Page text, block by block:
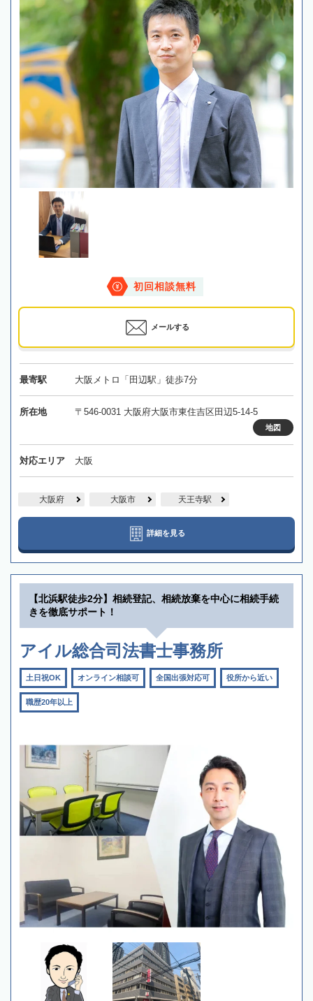
初回相談無料
メールする
最寄駅 大阪メトロ「田辺駅」徒歩7分
所在地 〒546-0031 大阪府大阪市東住吉区田辺5-14-5
地図
対応エリア 大阪
大阪府 大阪市 天王寺駅
詳細を見る
【北浜駅徒歩2分】相続登記、相続放棄を中心に相続手続
きを徹底サポート！
アイル総合司法書士事務所
土日祝OK オンライン相談可 全国出張対応可 役所から近い
職歴20年以上